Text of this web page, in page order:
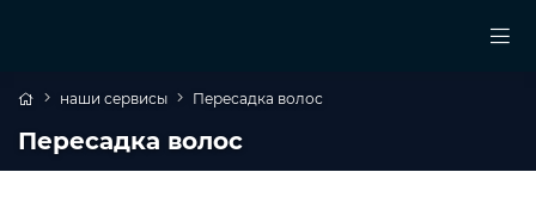
наши сервисы Пересадка волос
Пересадка волос